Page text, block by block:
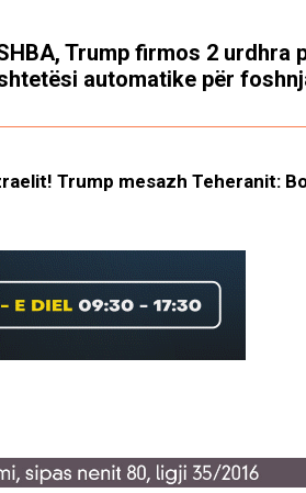
Trump firmos 2 urdhra
automatike për
Trump mesazh Teheranit: